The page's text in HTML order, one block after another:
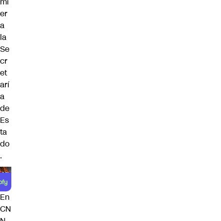
er
a
la
Se
cr
et
arí
a
de
Es
ta
do
.
En
CN